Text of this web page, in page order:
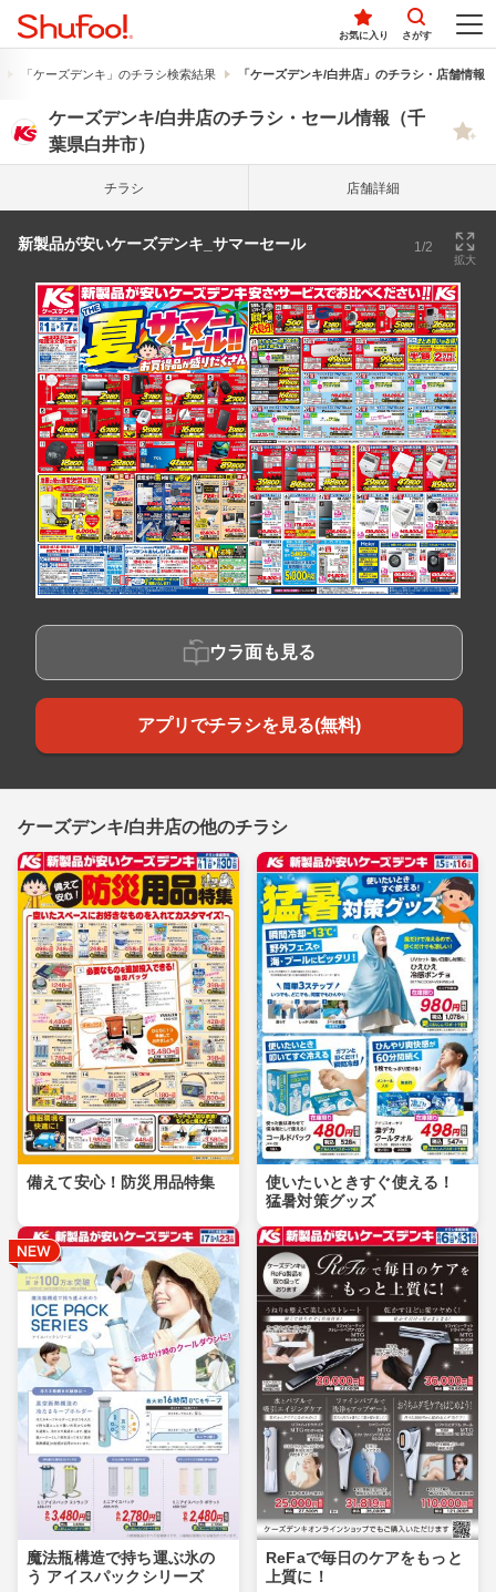
お気に入り さがす
「ケーズデンキ」のチラシ検索結果 「ケーズデンキ/白井店」のチラシ・店舗情報
ケーズデンキ/白井店のチラシ・セール情報（千
葉県白井市）
チラシ 店舗詳細
新製品が安いケーズデンキ_サマーセール 1/2
拡大
ウラ面も見る
アプリでチラシを見る(無料)
ケーズデンキ/白井店の他のチラシ
備えて安心！防災用品特集
使いたいときすぐ使える！
猛暑対策グッズ
魔法瓶構造で持ち運ぶ氷の
う アイスパックシリーズ
ReFaで毎日のケアをもっと
上質に！